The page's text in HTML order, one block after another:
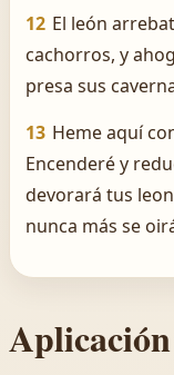
12 El león
cachorros, y
presa sus
13 Heme aquí
Encenderé y
devorará tus
nunca más se